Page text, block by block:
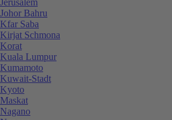
Johor Bahru
Kfar Saba
Kirjat Schmona
Korat
Kuala Lumpur
Kumamoto
Kuwait-Stadt
Kyoto
Maskat
Nagano